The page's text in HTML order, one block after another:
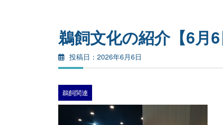
鵜飼文化の紹介【6月
2026年6月6日
鵜飼関連